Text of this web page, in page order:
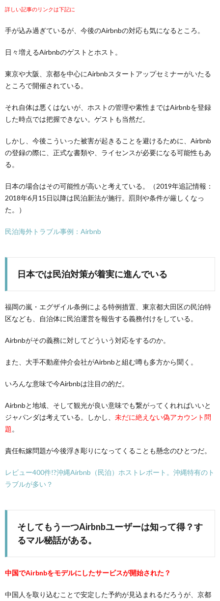
詳しい記事のリンクは下記に
手が込み過ぎているが、今後のAirbnbの対応も気になるところ。
日々増えるAirbnbのゲストとホスト。
東京や大阪、京都を中心にAirbnbスタートアップセミナーがいたる
ところで開催されている。
それ自体は悪くはないが、ホストの管理や素性まではAirbnbを登録
した時点では把握できない。ゲストも当然だ。
しかし、今後こういった被害が起きることを避けるために、Airbnb
の登録の際に、正式な書類や、ライセンスが必要になる可能性もあ
る。
日本の場合はその可能性が高いと考えている。（2019年追記情報：
2018年6月15日以降は民泊新法が施行。罰則や条件が厳しくなっ
た。）
民泊海外トラブル事例：Airbnb
日本では民泊対策が着実に進んでいる
福岡の嵐・エグザイル条例による特例措置、東京都大田区の民泊特
区なども、自治体に民泊運営を報告する義務付けをしている。
Airbnbがその義務に対してどういう対応をするのか。
また、大手不動産仲介会社がAirbnbと組む噂も多方から聞く。
いろんな意味で今Airbnbは注目の的だ。
Airbnbと地域、そして観光が良い意味でも繋がってくれればいいと
ジャパンダは考えている。しかし、 未だに絶えない偽アカウント問
題。
責任転嫁問題が今後浮き彫りになってくることも懸念のひとつだ。
レビュー400件!?沖縄Airbnb（民泊）ホストレポート。沖縄特有のト
ラブルが多い？
そしてもう一つAirbnbユーザーは知って得？す
るマル秘話がある。
中国でAirbnbをモデルにしたサービスが開始された？
中国人を取り込むことで安定した予約が見込まれるだろうが、京都